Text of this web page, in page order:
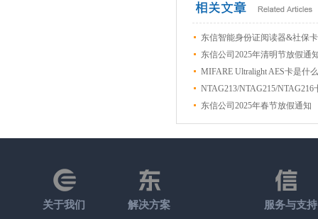
东信智能身份证阅读器&社保
东信公司2025年清明节放假通
MIFARE Ultralight AES卡是什
NTAG213/NTAG215/NTAG216
东信公司2025年春节放假通知
关于我们 解决方案 服务与支持